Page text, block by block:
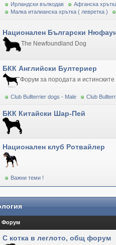
Ирландски вълкодав Афганска
Малка италианска хрътка ( левретка )
Национален Български
The Newfoundland Dog
БКК Английски Бултериер
Форум за породата и
Club Bullterrier dogs - Male Club
БКК Китайски Шар-Пей
Национален клуб Ротвайлер
Важни теми !
Форум
С котка в леглото, общ форум